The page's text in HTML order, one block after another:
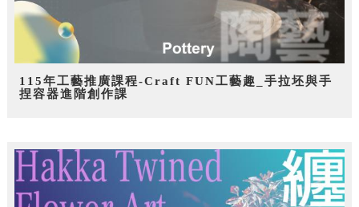
115年工藝推廣課程-Craft FUN工藝趣_手拉坯與手
捏容器進階創作課